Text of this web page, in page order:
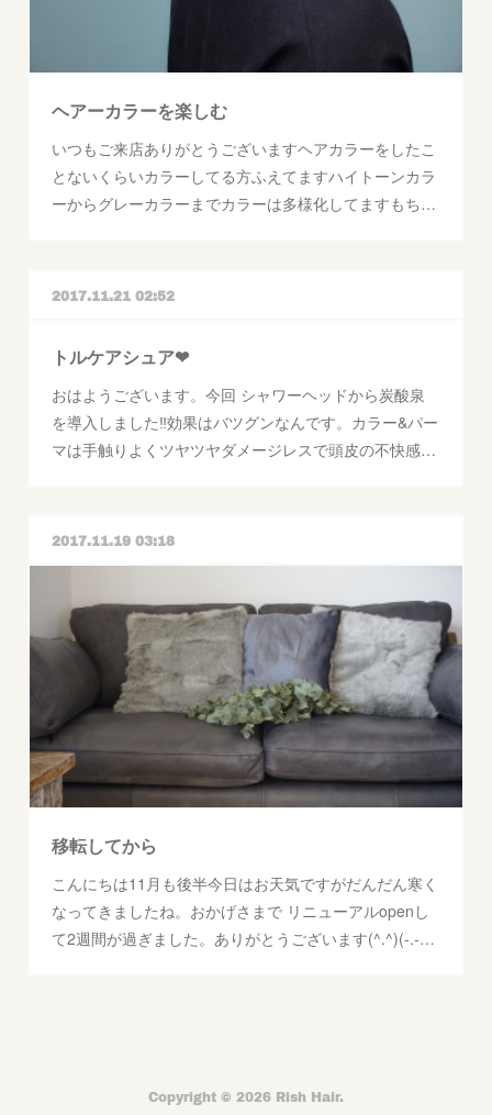
ヘアーカラーを楽しむ
いつもご来店ありがとうございますヘアカラーをしたこ
とないくらいカラーしてる方ふえてますハイトーンカラ
ーからグレーカラーまでカラーは多様化してますもち…
2017.11.21 02:52
トルケアシュア❤
おはようございます。今回 シャワーヘッドから炭酸泉
を導入しました‼効果はバツグンなんです。カラー&パー
マは手触りよくツヤツヤダメージレスで頭皮の不快感…
2017.11.19 03:18
移転してから
こんにちは11月も後半今日はお天気ですがだんだん寒く
なってきましたね。おかげさまで リニューアルopenし
て2週間が過ぎました。ありがとうございます(^.^)(-.-…
Copyright © 2026 Rish Hair.